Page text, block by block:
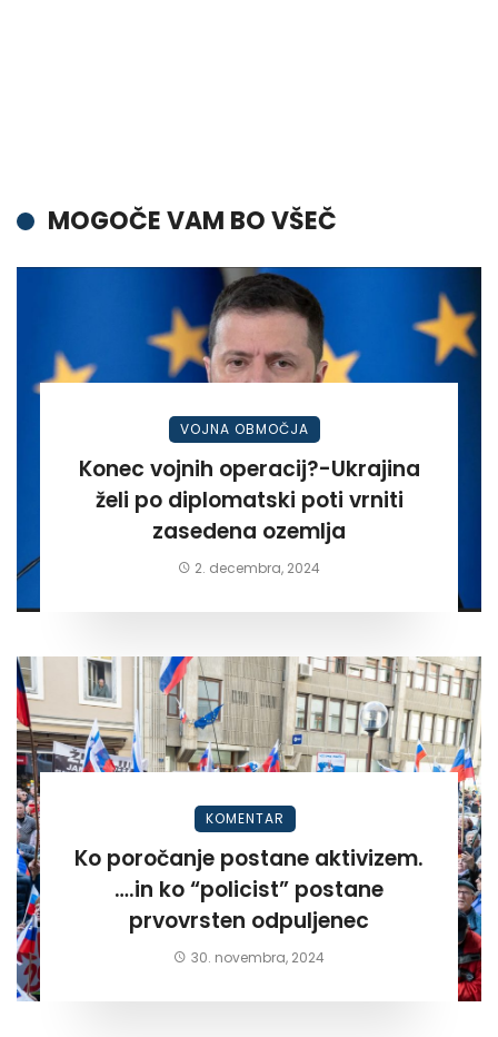
MOGOČE VAM BO VŠEČ
VOJNA OBMOČJA
Konec vojnih operacij?-Ukrajina
želi po diplomatski poti vrniti
zasedena ozemlja
2. decembra, 2024
KOMENTAR
Ko poročanje postane aktivizem.
….in ko “policist” postane
prvovrsten odpuljenec
30. novembra, 2024